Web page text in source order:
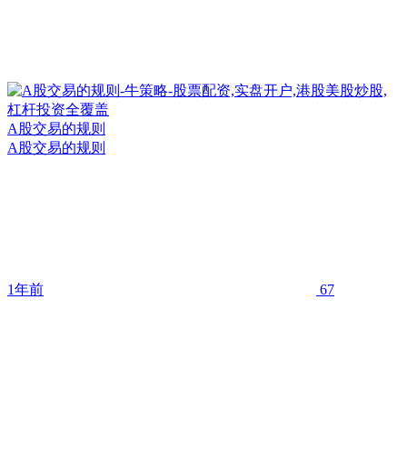
A股交易的规则
A股交易的规则
1年前 67